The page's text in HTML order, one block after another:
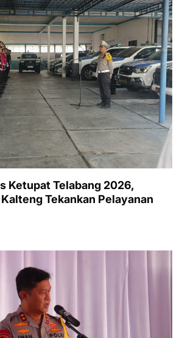
Ketupat Telabang 2026,
Tekankan Pelayanan